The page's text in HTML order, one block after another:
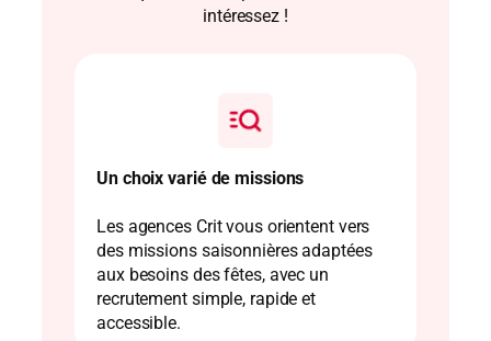
intéressez !
Un choix varié de missions
Les agences Crit vous orientent vers
des missions saisonnières adaptées
aux besoins des fêtes, avec un
recrutement simple, rapide et
accessible.